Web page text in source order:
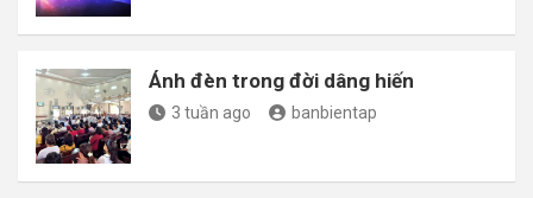
Ánh đèn trong đời dâng hiến
3 tuần ago banbientap